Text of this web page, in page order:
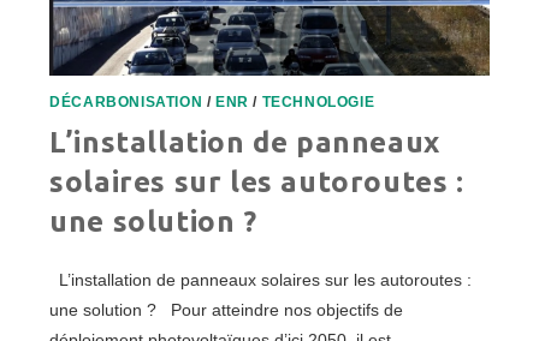
DÉCARBONISATION /ENR / TECHNOLOGIE
L’installation de panneaux
solaires sur les autoroutes :
une solution ?
L’installation de panneaux solaires sur les autoroutes :
une solution ? Pour atteindre nos objectifs de